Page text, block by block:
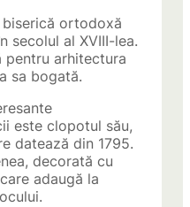
biserică ortodoxă
secolul al XVIII-lea.
pentru arhitectura
sa bogată.
este clopotul său,
datează din 1795.
decorată cu
adaugă la